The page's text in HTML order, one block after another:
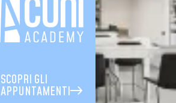
SCOPRI GLI
APPUNTAMENTI